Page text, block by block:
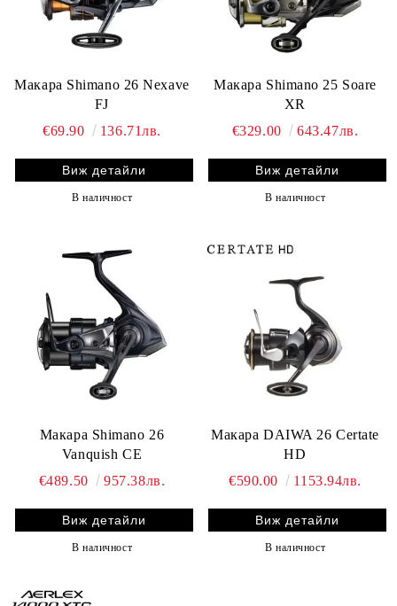
Макара Shimano 26 Nexave
FJ
€69.90
136.71лв.
Виж детайли
В наличност
Макара Shimano 25 Soare
XR
€329.00
643.47лв.
Виж детайли
В наличност
Макара Shimano 26
Vanquish CE
€489.50
957.38лв.
Виж детайли
В наличност
Макара DAIWA 26 Certate
HD
€590.00
1153.94лв.
Виж детайли
В наличност